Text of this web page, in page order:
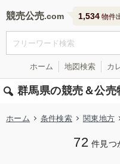
競売公売 1,534 物件
ホーム 地図検索 カ
群馬県の競売＆公売
ホーム 条件検索 関東地方
72 件見つ